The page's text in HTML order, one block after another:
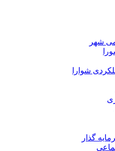
شهر
شوارا
گذار